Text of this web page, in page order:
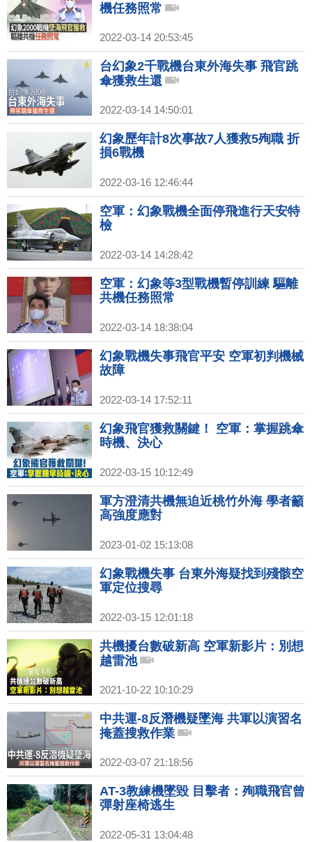
機任務照常
2022-03-14 20:53:45
台幻象2千戰機台東外海失事 飛官跳
傘獲救生還
2022-03-14 14:50:01
幻象歷年計8次事故7人獲救5殉職 折
損6戰機
2022-03-16 12:46:44
空軍：幻象戰機全面停飛進行天安特
檢
2022-03-14 14:28:42
空軍：幻象等3型戰機暫停訓練 驅離
共機任務照常
2022-03-14 18:38:04
幻象戰機失事飛官平安 空軍初判機械
故障
2022-03-14 17:52:11
幻象飛官獲救關鍵！ 空軍：掌握跳傘
時機、決心
2022-03-15 10:12:49
軍方澄清共機無迫近桃竹外海 學者籲
高強度應對
2023-01-02 15:13:08
幻象戰機失事 台東外海疑找到殘骸空
軍定位搜尋
2022-03-15 12:01:18
共機擾台數破新高 空軍新影片：別想
越雷池
2021-10-22 10:10:29
中共運-8反潛機疑墜海 共軍以演習名
掩蓋搜救作業
2022-03-07 21:18:56
AT-3教練機墜毀 目擊者：殉職飛官曾
彈射座椅逃生
2022-05-31 13:04:48